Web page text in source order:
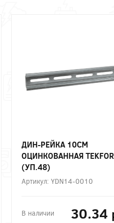
ДИН-РЕЙКА 10СМ
ОЦИНКОВАННАЯ
(УП.48)
Артикул: YDN14-0010
В наличии 30.34